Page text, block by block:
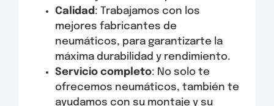
Calidad : Trabajamos con los
mejores fabricantes de
neumáticos, para garantizarte la
máxima durabilidad y rendimiento.
Servicio completo: No solo te
ofrecemos neumáticos, también te
ayudamos con su montaje y su